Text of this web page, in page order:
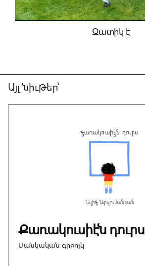
Զատիկ է
Այլ նիւթեր՝
Քառակուսիէն դուրս
Մանկական գրքոյկ